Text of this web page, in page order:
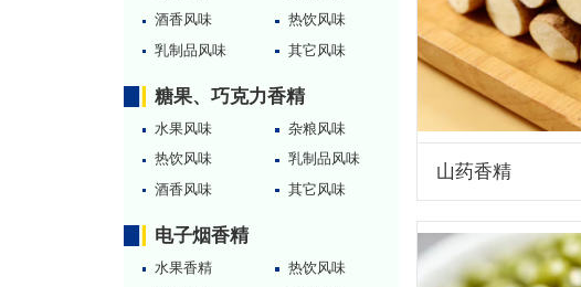
酒香风味
热饮风味
乳制品风味
其它风味
糖果、巧克力香精
水果风味
杂粮风味
热饮风味
乳制品风味
酒香风味
其它风味
电子烟香精
水果香精
热饮风味
山药香精